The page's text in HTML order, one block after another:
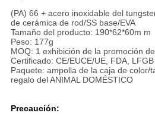
(PA) 66 + acero inoxidable del
de cerámica de rod/SS base/EVA
Tamaño del producto: 190*62*60m m
Peso: 177g
MOQ: 1 exhibición de la promoción
Certificado: CE/EUCE/UE, FDA, LFGB
Paquete: ampolla de la caja de color/
regalo del ANIMAL DOMÉSTICO
Precaución: